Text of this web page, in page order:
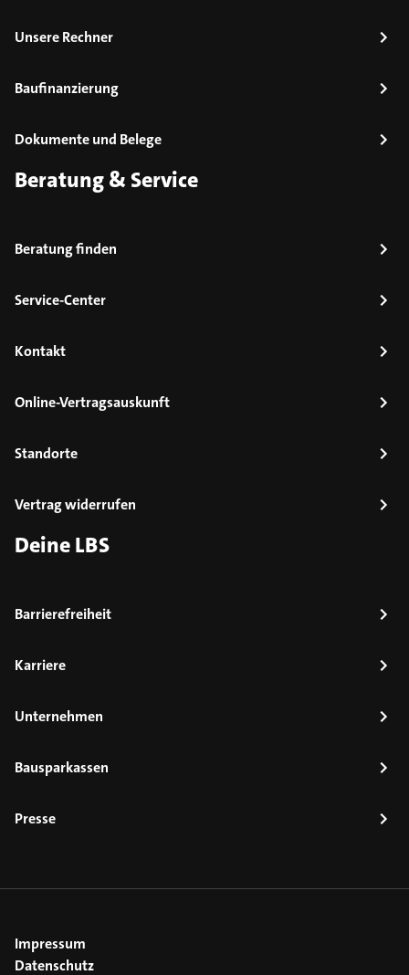
Unsere Rechner
Baufinanzierung
Dokumente und Belege
Beratung & Service
Beratung finden
Service-Center
Kontakt
Online-Vertragsauskunft
Standorte
Vertrag widerrufen
Deine LBS
Barrierefreiheit
Karriere
Unternehmen
Bausparkassen
Presse
Impressum
Datenschutz